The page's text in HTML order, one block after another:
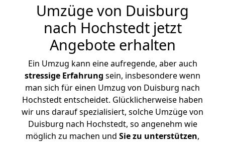
Umzüge von Duisburg
nach Hochstedt jetzt
Angebote erhalten
Ein Umzug kann eine aufregende, aber auch
stressige Erfahrung sein, insbesondere wenn
man sich für einen Umzug von Duisburg nach
Hochstedt entscheidet. Glücklicherweise haben
wir uns darauf spezialisiert, solche Umzüge von
Duisburg nach Hochstedt, so angenehm wie
möglich zu machen und Sie zu unterstützen,